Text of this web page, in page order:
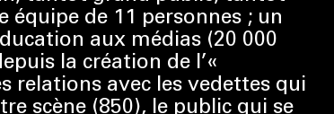
équipe de 11 personnes ; un
aux médias (20 000
la création de l’«
relations avec les vedettes qui
scène (850), le public qui se